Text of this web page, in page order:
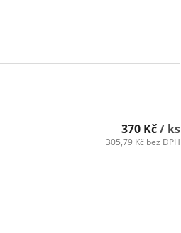
370 Kč/ ks
305,79 Kč bez DPH